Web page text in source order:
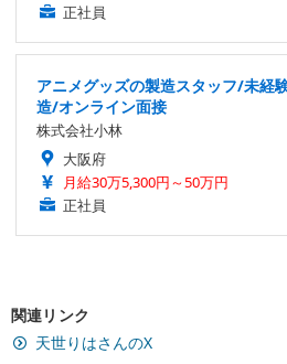
正社員
アニメグッズの製造スタッフ/未経
造/オンライン面接
株式会社小林
大阪府
月給30万5,300円～50万円
正社員
関連リンク
天世りはさんのX